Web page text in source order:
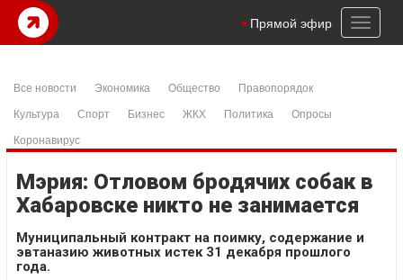
Toggle
Прямой эфир
Все новости Экономика Общество
Правопорядок
Культура
Спорт Бизнес ЖКХ Политика
Опросы
Коронавирус
Мэрия: Отловом бродячих собак в
Хабаровске никто не занимается
Муниципальный контракт на поимку, содержание и
эвтаназию животных истек 31 декабря прошлого
года.